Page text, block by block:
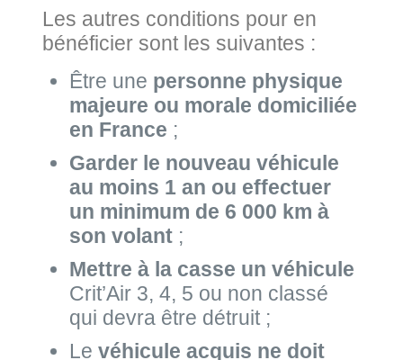
Les autres conditions pour en
bénéficier sont les suivantes :
Être une personne physique
majeure ou morale domiciliée
en France ;
Garder le nouveau véhicule
au moins 1 an ou effectuer
un minimum de 6 000 km à
son volant;
Mettre à la casse un véhicule
Crit’Air 3, 4, 5 ou non classé
qui devra être détruit ;
Le véhicule acquis ne doit